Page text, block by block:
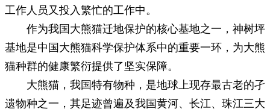
工作人员又投入繁忙的工作中。
作为我国大熊猫迁地保护的核心基地之一，神树坪
基地是中国大熊猫科学保护体系中的重要一环，为大熊
猫种群的健康繁衍提供了坚实保障。
大熊猫，我国特有物种，是地球上现存最古老的孑
遗物种之一，其足迹曾遍及我国黄河、长江、珠江三大